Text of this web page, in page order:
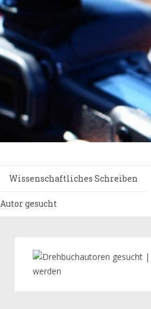
Wissenschaftliches Schreiben
Autor gesucht